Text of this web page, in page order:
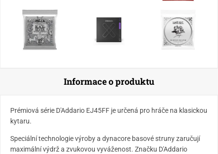
Informace o produktu
Prémiová série D'Addario EJ45FF je určená pro hráče na klasickou
kytaru.
Speciální technologie výroby a dynacore basové struny zaručují
maximální výdrž a zvukovou vyváženost. Značku D'Addario